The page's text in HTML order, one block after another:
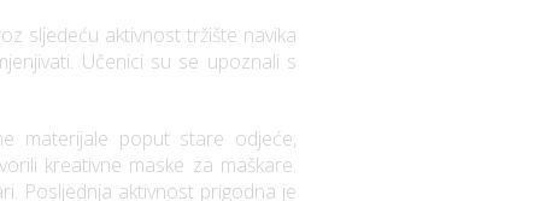
sljedeću aktivnost tržište navika
Učenici su se upoznali s
materijale poput stare odjeće,
kreativne maske za maškare.
Posljednja aktivnost prigodna je